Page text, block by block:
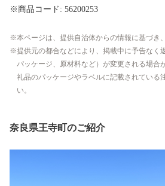
※商品コード: 56200253
本ページは、提供自治体からの情報に基づき
提供元の都合などにより、掲載中に予告なく
パッケージ、原材料など）が変更される場合
礼品のパッケージやラベルに記載されている
い。
奈良県王寺町のご紹介